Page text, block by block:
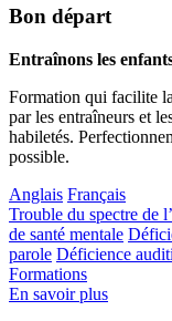
Bon départ
Entraînons les
Formation qui facilite
par les entraîneurs et
habiletés.
possible.
Anglais Français
Trouble du spectre de
de santé mentale
parole Déficience
Formations
En savoir plus